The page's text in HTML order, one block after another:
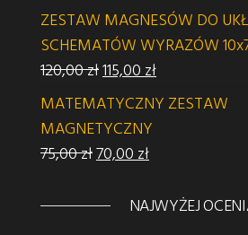
ZESTAW MAGNESÓW DO
SCHEMATÓW WYRAZÓW
120,00złPierwotna cena
115,00 złAktualna
MATEMATYCZNY ZESTAW
MAGNETYCZNY
75,00złPierwotna cena
70,00 złAktualna cena
NAJWYŻEJ